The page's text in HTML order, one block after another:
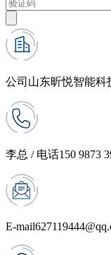
公司 山东昕悦智能科
李总 / 电话150 9873
E-mail